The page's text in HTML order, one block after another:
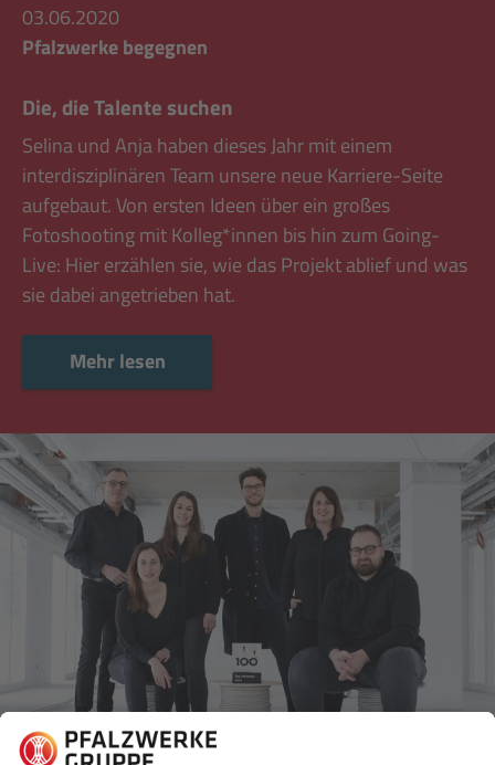
03.06.2020
Pfalzwerke begegnen
Die, die Talente suchen
Selina und Anja haben dieses Jahr mit einem
interdisziplinären Team unsere neue Karriere-Seite
aufgebaut. Von ersten Ideen über ein großes
Fotoshooting mit Kolleg*innen bis hin zum Going-
Live: Hier erzählen sie, wie das Projekt ablief und was
sie dabei angetrieben hat.
Mehr lesen